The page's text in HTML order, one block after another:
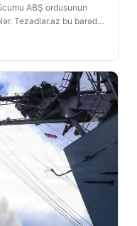
ABŞ ordusunun
Tezadlar.az bu barədə